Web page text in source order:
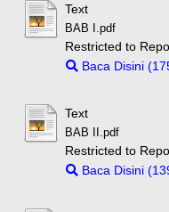
Text
BAB I.pdf
Restricted to
Baca Disini
Text
BAB II.pdf
Restricted to
Baca Disini